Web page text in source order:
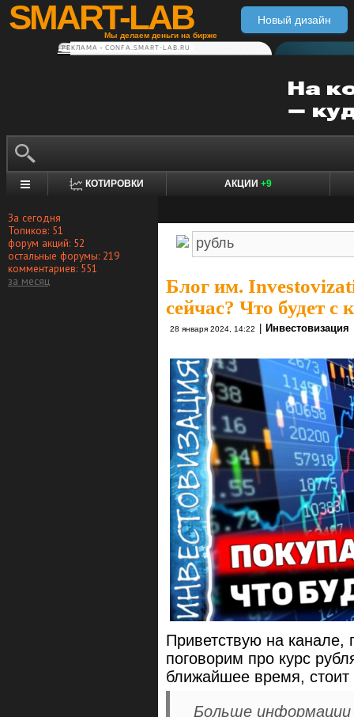
SMART-LAB
Мы делаем деньги на бирже
Новый дизайн
РЕКЛАМА • CONFA.SMART-LAB.RU
КОТИРОВКИ АКЦИИ +9
За сегодня
Топиков: 51
форум акций: 52
остальные форумы: 219
комментариев: 551
за месяц
Блог им.
сейчас? Что будет с
28 января 2024, 14:22 Инвестовизация
Приветствую на
поговорим про курс
ближайшее время, стоит
Больше информации